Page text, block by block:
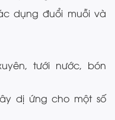
dụng đuổi muỗi và
tưới nước, bón
dị ứng cho một số